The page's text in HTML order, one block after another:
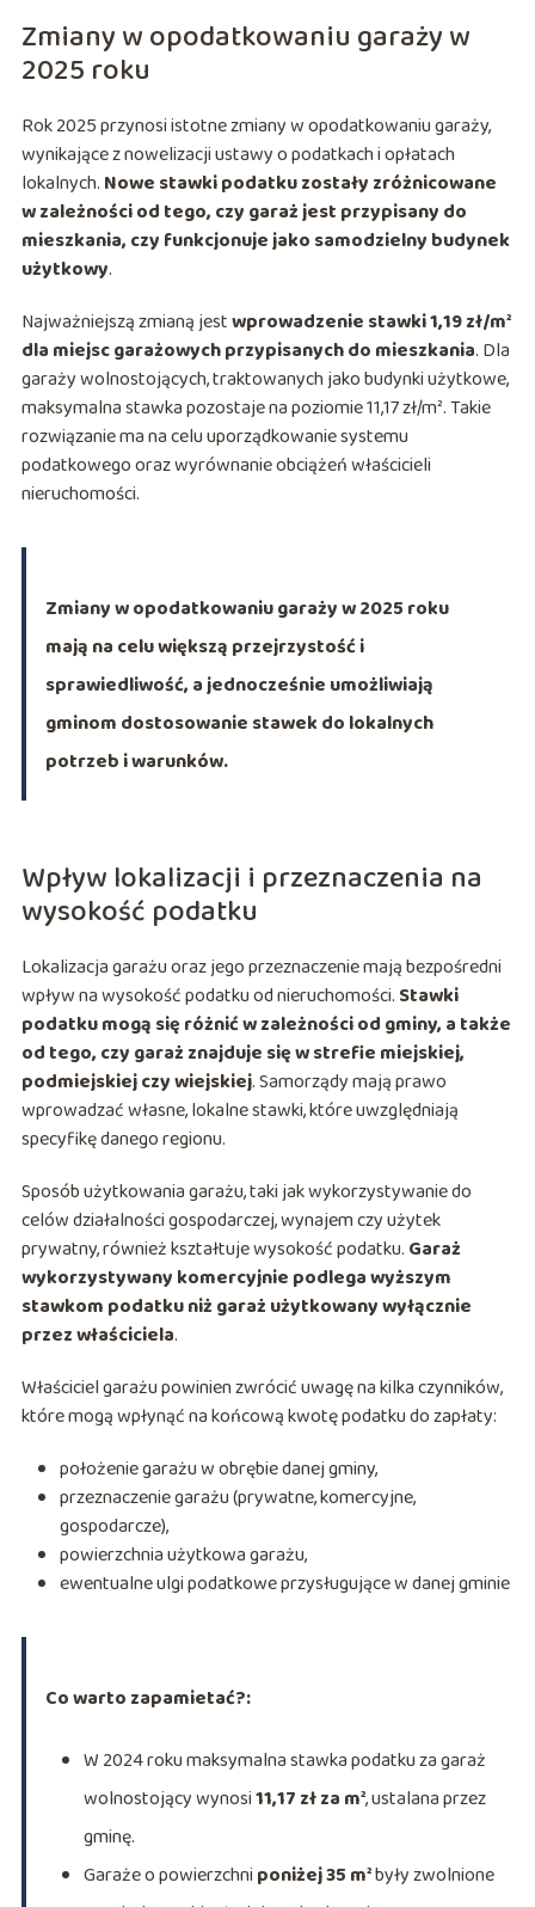
Zmiany w opodatkowaniu garaży w
2025 roku
Rok 2025 przynosi istotne zmiany w opodatkowaniu garaży,
wynikające z nowelizacji ustawy o podatkach i opłatach
lokalnych. Nowe stawki podatku zostały zróżnicowane
w zależności od tego, czy garaż jest przypisany do
mieszkania, czy funkcjonuje jako samodzielny budynek
użytkowy.
Najważniejszą zmianą jestwprowadzenie stawki 1,19 zł/m²
dla miejsc garażowych przypisanych do mieszkania. Dla
garaży wolnostojących, traktowanych jako budynki użytkowe,
maksymalna stawka pozostaje na poziomie 11,17 zł/m². Takie
rozwiązanie ma na celu uporządkowanie systemu
podatkowego oraz wyrównanie obciążeń właścicieli
nieruchomości.
Zmiany w opodatkowaniu garaży w 2025 roku
mają na celu większą przejrzystość i
sprawiedliwość, a jednocześnie umożliwiają
gminom dostosowanie stawek do lokalnych
potrzeb i warunków.
Wpływ lokalizacji i przeznaczenia na
wysokość podatku
Lokalizacja garażu oraz jego przeznaczenie mają bezpośredni
wpływ na wysokość podatku od nieruchomości. Stawki
podatku mogą się różnić w zależności od gminy, a także
od tego, czy garaż znajduje się w strefie miejskiej,
podmiejskiej czy wiejskiej. Samorządy mają prawo
wprowadzać własne, lokalne stawki, które uwzględniają
specyfikę danego regionu.
Sposób użytkowania garażu, taki jak wykorzystywanie do
celów działalności gospodarczej, wynajem czy użytek
prywatny, również kształtuje wysokość podatku. Garaż
wykorzystywany komercyjnie podlega wyższym
stawkom podatku niż garaż użytkowany wyłącznie
przez właściciela.
Właściciel garażu powinien zwrócić uwagę na kilka czynników,
które mogą wpłynąć na końcową kwotę podatku do zapłaty:
położenie garażu w obrębie danej gminy,
przeznaczenie garażu (prywatne, komercyjne,
gospodarcze),
powierzchnia użytkowa garażu,
ewentualne ulgi podatkowe przysługujące w danej gminie
Co warto zapamietać?:
W 2024 roku maksymalna stawka podatku za garaż
wolnostojący wynosi11,17 zł za m², ustalana przez
gminę.
Garaże o powierzchni poniżej 35 m²były zwolnione